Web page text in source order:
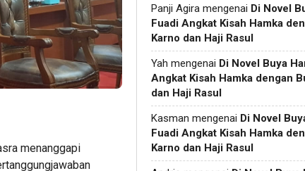
menanggapi
Panji Agira mengenai Di Novel
Fuadi Angkat Kisah Hamka
Karno dan Haji Rasul
Yah mengenai Di Novel Buya
Angkat Kisah Hamka dengan
dan Haji Rasul
Kasman mengenai Di Novel
Fuadi Angkat Kisah Hamka
Karno dan Haji Rasul